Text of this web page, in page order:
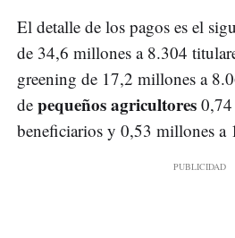
El detalle de los pagos es el
de 34,6 millones a 8.304
greening de 17,2 millones a
de pequeños agricultores
beneficiarios y 0,53 millones a